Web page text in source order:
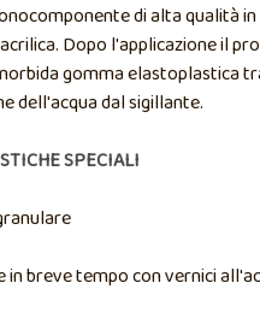
di alta qualità in
Dopo l'applicazione il
gomma elastoplastica
dell'acqua dal sigillante.
SPECIALI
in breve tempo con vernici